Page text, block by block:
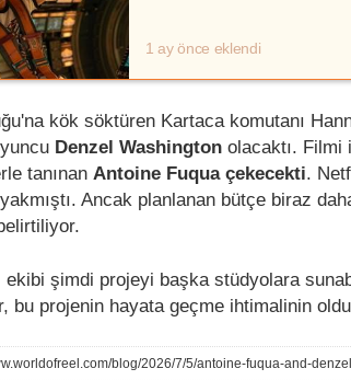
1 ay önce eklendi
kök söktüren Kartaca komutanı
Denzel Washington olacaktı. Filmi
tanınan Antoine Fuqua çekecekti.
Ancak planlanan bütçe biraz
ekibi şimdi projeyi başka stüdyolara
bu projenin hayata geçme ihtimalinin